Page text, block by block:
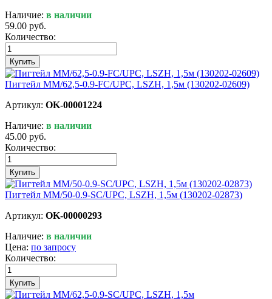
Наличие: в наличии
59.00 руб.
Количество:
Купить
Пигтейл MM/62,5-0.9-FC/UPC, LSZH, 1,5м (130202-02609)
Артикул: OK-00001224
Наличие: в наличии
45.00 руб.
Количество:
Купить
Пигтейл MM/50-0.9-SC/UPC, LSZH, 1,5м (130202-02873)
Артикул: OK-00000293
Наличие: в наличии
Цена: по запросу
Количество:
Купить